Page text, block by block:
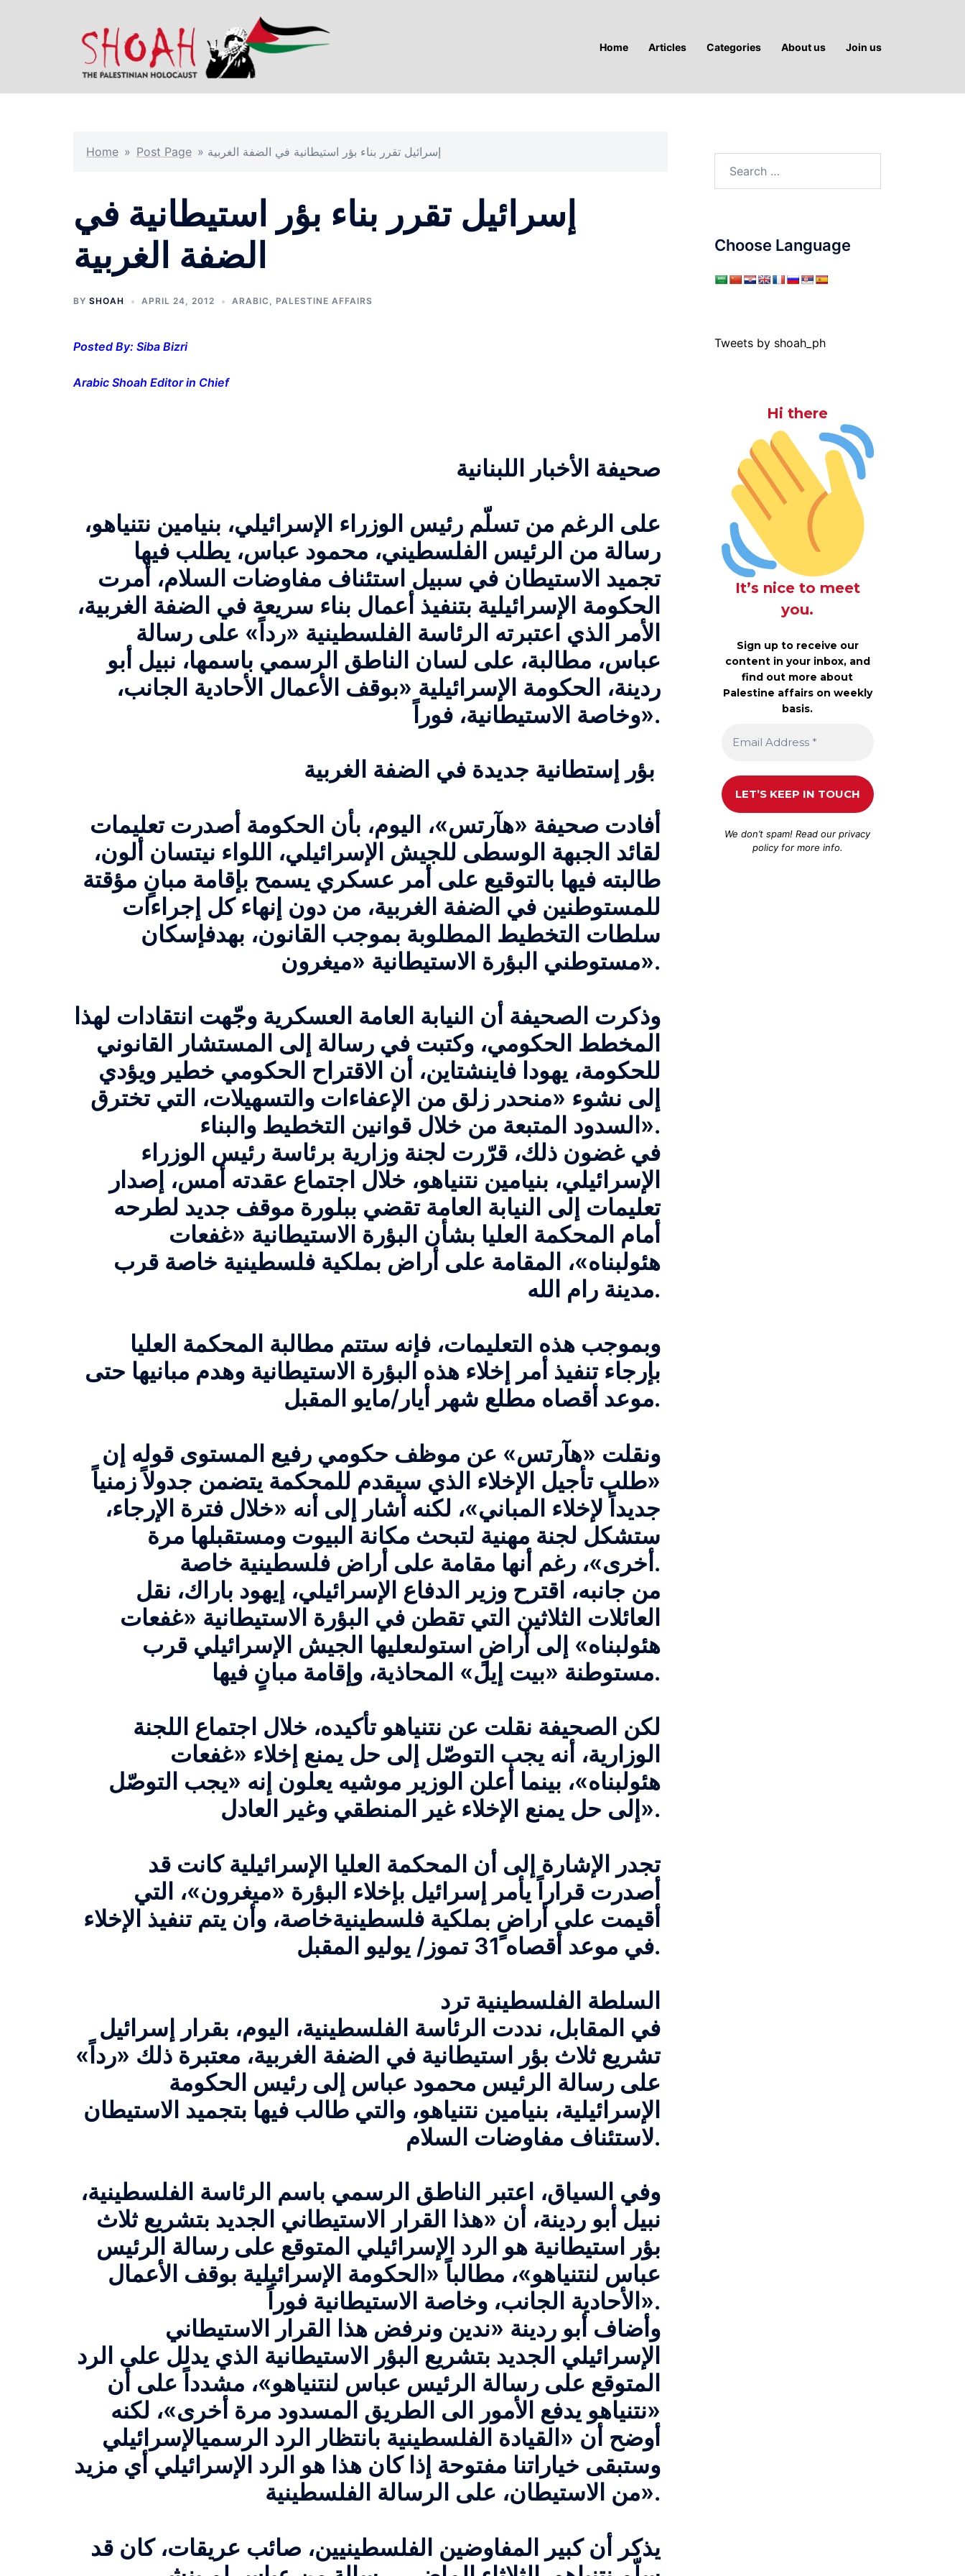
Home Articles Categories About us Join us
Home » Post Page » إسرائيل تقرر بناء بؤر استيطانية في الضفة الغربية
إسرائيل تقرر بناء بؤر استيطانية في
الضفة الغربية
BY SHOAH APRIL 24, 2012 ARABIC , PALESTINE AFFAIRS
Posted By: Siba Bizri
Arabic Shoah Editor in Chief
صحيفة الأخبار اللبنانية
على الرغم من تسلّم رئيس الوزراء الإسرائيلي، بنيامين نتنياهو،
رسالة من الرئيس الفلسطيني، محمود عباس، يطلب فيها
تجميد الاستيطان في سبيل استئناف مفاوضات السلام، أمرت
الحكومة الإسرائيلية بتنفيذ أعمال بناء سريعة في الضفة الغربية،
الأمر الذي اعتبرته الرئاسة الفلسطينية «رداً» على رسالة
عباس، مطالبة، على لسان الناطق الرسمي باسمها، نبيل أبو
ردينة، الحكومة الإسرائيلية «بوقف الأعمال الأحادية الجانب،
وخاصة الاستيطانية، فوراً».
أفادت صحيفة «هآرتس»، اليوم، بأن الحكومة أصدرت تعليمات
لقائد الجبهة الوسطى للجيش الإسرائيلي، اللواء نيتسان ألون،
طالبته فيها بالتوقيع على أمر عسكري يسمح بإقامة مبانٍ مؤقتة
للمستوطنين في الضفة الغربية، من دون إنهاء كل إجراءات
سلطات التخطيط المطلوبة بموجب القانون، بهدفإسكان
مستوطني البؤرة الاستيطانية «ميغرون».
وذكرت الصحيفة أن النيابة العامة العسكرية وجّهت انتقادات لهذا
المخطط الحكومي، وكتبت في رسالة إلى المستشار القانوني
للحكومة، يهودا فاينشتاين، أن الاقتراح الحكومي خطير ويؤدي
إلى نشوء «منحدر زلق من الإعفاءات والتسهيلات، التي تخترق
السدود المتبعة من خلال قوانين التخطيط والبناء».
في غضون ذلك، قرّرت لجنة وزارية برئاسة رئيس الوزراء
الإسرائيلي، بنيامين نتنياهو، خلال اجتماع عقدته أمس، إصدار
تعليمات إلى النيابة العامة تقضي ببلورة موقف جديد لطرحه
أمام المحكمة العليا بشأن البؤرة الاستيطانية «غفعات
هئولبناه»، المقامة على أراض بملكية فلسطينية خاصة قرب
مدينةرام الله.
وبموجب هذه التعليمات، فإنه ستتم مطالبة المحكمة العليا
بإرجاء تنفيذ أمر إخلاء هذه البؤرة الاستيطانية وهدم مبانيها حتى
موعد أقصاه مطلع شهر أيار/مايو المقبل.
ونقلت «هآرتس» عن موظف حكومي رفيع المستوى قوله إن
«طلب تأجيل الإخلاء الذي سيقدم للمحكمة يتضمن جدولاً زمنياً
جديداً لإخلاء المباني»، لكنه أشار إلى أنه «خلال فترة الإرجاء،
ستشكل لجنة مهنية لتبحث مكانة البيوت ومستقبلها مرة
أخرى»، رغم أنها مقامة على أراض فلسطينية خاصة.
من جانبه، اقترح وزير الدفاع الإسرائيلي، إيهود باراك، نقل
العائلات الثلاثين التي تقطن في البؤرة الاستيطانية «غفعات
هئولبناه» إلى أراضٍ استولىعليها الجيش الإسرائيلي قرب
مستوطنة «بيت إيل» المحاذية، وإقامة مبانٍ فيها.
لكن الصحيفة نقلت عن نتنياهو تأكيده، خلال اجتماع اللجنة
الوزارية، أنه يجب التوصّل إلى حل يمنع إخلاء «غفعات
هئولبناه»، بينما أعلن الوزير موشيه يعلون إنه «يجب التوصّل
إلى حل يمنع الإخلاء غير المنطقي وغير العادل».
تجدر الإشارة إلى أن المحكمة العليا الإسرائيلية كانت قد
أصدرت قراراً يأمر إسرائيل بإخلاء البؤرة «ميغرون»، التي
أقيمت على أراضٍ بملكية فلسطينيةخاصة، وأن يتم تنفيذ الإخلاء
في موعد أقصاه 31 تموز/ يوليو المقبل.
السلطة الفلسطينية ترد
في المقابل، نددت الرئاسة الفلسطينية، اليوم، بقرار إسرائيل
تشريع ثلاث بؤر استيطانية في الضفة الغربية، معتبرة ذلك «رداً»
على رسالة الرئيس محمود عباس إلى رئيس الحكومة
الإسرائيلية، بنيامين نتنياهو، والتي طالب فيها بتجميد الاستيطان
لاستئناف مفاوضات السلام.
وفي السياق، اعتبر الناطق الرسمي باسم الرئاسة الفلسطينية،
نبيل أبو ردينة، أن «هذا القرار الاستيطاني الجديد بتشريع ثلاث
بؤر استيطانية هو الرد الإسرائيلي المتوقع على رسالة الرئيس
عباس لنتنياهو»، مطالباً «الحكومة الإسرائيلية بوقف الأعمال
الأحادية الجانب، وخاصة الاستيطانية فوراً».
وأضاف أبو ردينة «ندين ونرفض هذا القرار الاستيطاني
الإسرائيلي الجديد بتشريع البؤر الاستيطانية الذي يدلل على الرد
المتوقع على رسالة الرئيس عباس لنتنياهو»، مشدداً على أن
«نتنياهو يدفع الأمور الى الطريق المسدود مرة أخرى»، لكنه
أوضح أن «القيادة الفلسطينية بانتظار الرد الرسميالإسرائيلي
وستبقى خياراتنا مفتوحة إذا كان هذا هو الرد الإسرائيلي أي مزيد
من الاستيطان، على الرسالة الفلسطينية».
يذكر أن كبير المفاوضين الفلسطينيين، صائب عريقات، كان قد
Choose Language
Tweets by shoah_ph
Hi there
It’s nice to meet
you.
Sign up to receive our
content in your inbox, and
find out more about
Palestine affairs on weekly
basis.
We don’t spam! Read ourprivacy
policyfor more info.